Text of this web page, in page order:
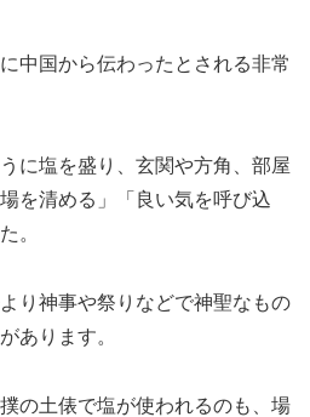
中国から伝わったとされる非常
に塩を盛り、玄関や方角、部屋
を清める」「良い気を呼び込
。
り神事や祭りなどで神聖なもの
あります。
の土俵で塩が使われるのも、場